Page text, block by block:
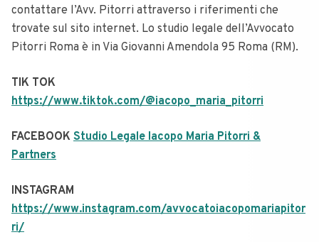
contattare l’Avv. Pitorri attraverso i riferimenti che
trovate sul sito internet. Lo studio legale dell’Avvocato
Pitorri Roma è in Via Giovanni Amendola 95 Roma (RM).
TIK TOK
https://www.tiktok.com/@iacopo_maria_pitorri
FACEBOOK Studio Legale Iacopo Maria Pitorri &
Partners
INSTAGRAM
https://www.instagram.com/avvocatoiacopomariapitor
ri/